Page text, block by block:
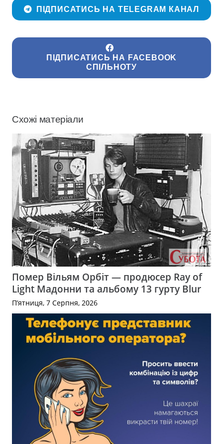
ПІДПИСАТИСЬ НА TELEGRAM КАНАЛ
ПІДПИСАТИСЬ НА FACEBOOK
СПІЛЬНОТУ
Схожі матеріали
Помер Вільям Орбіт — продюсер Ray of
Light Мадонни та альбому 13 гурту Blur
П’ятниця, 7 Серпня, 2026